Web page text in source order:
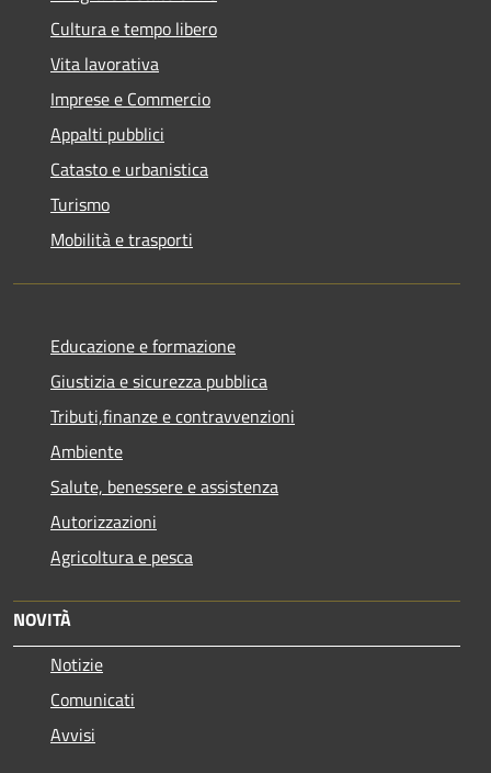
Cultura e tempo libero
Vita lavorativa
Imprese e Commercio
Appalti pubblici
Catasto e urbanistica
Turismo
Mobilità e trasporti
Educazione e formazione
Giustizia e sicurezza pubblica
Tributi,finanze e contravvenzioni
Ambiente
Salute, benessere e assistenza
Autorizzazioni
Agricoltura e pesca
NOVITÀ
Notizie
Comunicati
Avvisi